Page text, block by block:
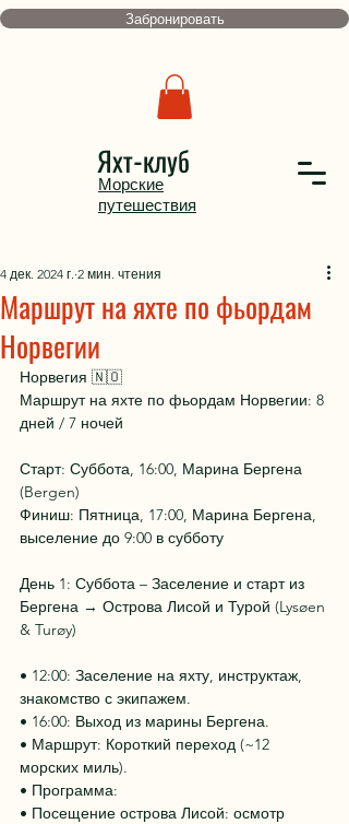
Забронировать
Яхт-клуб
Морские
путешествия
Маршрут на яхте по фьордам
Норвегии
4 дек. 2024 г. 2 мин. чтения
Норвегия 🇳🇴
Маршрут на яхте по фьордам Норвегии: 8
дней / 7 ночей
Старт: Суббота, 16:00, Марина Бергена
(Bergen)
Финиш: Пятница, 17:00, Марина Бергена,
выселение до 9:00 в субботу
День 1: Суббота – Заселение и старт из
Бергена → Острова Лисой и Турой (Lysøen
& Turøy)
• 12:00: Заселение на яхту, инструктаж,
знакомство с экипажем.
• 16:00: Выход из марины Бергена.
• Маршрут: Короткий переход (~12
морских миль).
• Программа:
• Посещение острова Лисой: осмотр